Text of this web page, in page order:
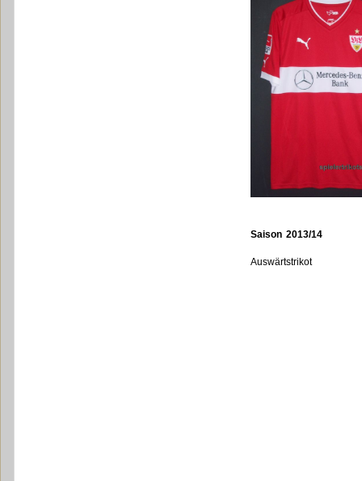
Saison 2013/14
Auswärtstrikot